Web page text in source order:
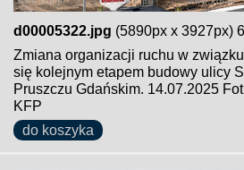
d00005322.jpg (5890px x 3927px)
Zmiana organizacji ruchu w
się kolejnym etapem budowy ulicy
Pruszczu Gdańskim. 14.07.2025
KFP
do koszyka